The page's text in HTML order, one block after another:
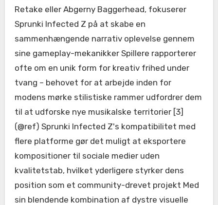
Retake eller Abgerny Baggerhead, fokuserer
Sprunki Infected Z på at skabe en
sammenhængende narrativ oplevelse gennem
sine gameplay-mekanikker Spillere rapporterer
ofte om en unik form for kreativ frihed under
tvang – behovet for at arbejde inden for
modens mørke stilistiske rammer udfordrer dem
til at udforske nye musikalske territorier [3]
(@ref) Sprunki Infected Z's kompatibilitet med
flere platforme gør det muligt at eksportere
kompositioner til sociale medier uden
kvalitetstab, hvilket yderligere styrker dens
position som et community-drevet projekt Med
sin blendende kombination af dystre visuelle